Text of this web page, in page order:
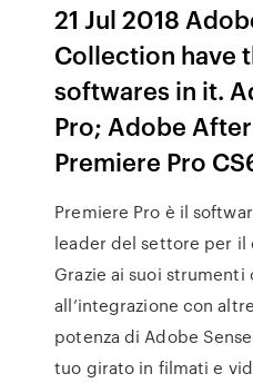
21 Jul 2018
Collection have
softwares in it.
Pro; Adobe
Premiere Pro
Premiere Pro è il
leader del settore per il
Grazie ai suoi strumenti
all’integrazione con
potenza di Adobe
tuo girato in filmati e